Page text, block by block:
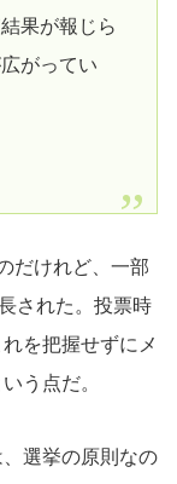
果が報じら
がってい
だけれど、一部
された。投票時
を把握せずにメ
う点だ。
選挙の原則なの